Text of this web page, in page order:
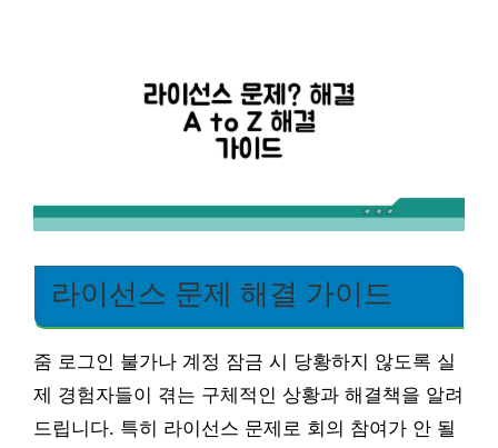
라이선스 문제 해결 가이드
줌 로그인 불가나 계정 잠금 시 당황하지 않도록 실
제 경험자들이 겪는 구체적인 상황과 해결책을 알려
드립니다. 특히 라이선스 문제로 회의 참여가 안 될